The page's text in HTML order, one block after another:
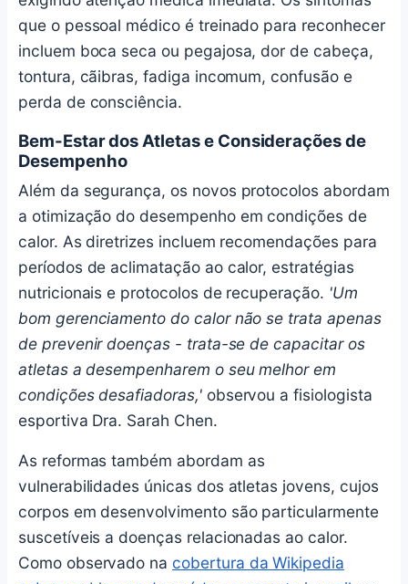
que o pessoal médico é treinado para reconhecer
incluem boca seca ou pegajosa, dor de cabeça,
tontura, cãibras, fadiga incomum, confusão e
perda de consciência.
Bem-Estar dos Atletas e Considerações de
Desempenho
Além da segurança, os novos protocolos abordam
a otimização do desempenho em condições de
calor. As diretrizes incluem recomendações para
períodos de aclimatação ao calor, estratégias
nutricionais e protocolos de recuperação. 'Um
bom gerenciamento do calor não se trata apenas
de prevenir doenças - trata-se de capacitar os
atletas a desempenharem o seu melhor em
condições desafiadoras,'observou a fisiologista
esportiva Dra. Sarah Chen.
As reformas também abordam as
vulnerabilidades únicas dos atletas jovens, cujos
corpos em desenvolvimento são particularmente
suscetíveis a doenças relacionadas ao calor.
Como observado na cobertura da Wikipedia